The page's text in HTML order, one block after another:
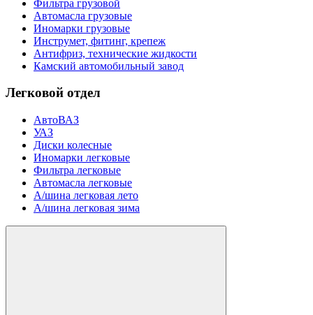
Фильтра грузовой
Автомасла грузовые
Иномарки грузовые
Инструмет, фитинг, крепеж
Антифриз, технические жидкости
Камский автомобильный завод
Легковой отдел
АвтоВАЗ
УАЗ
Диски колесные
Иномарки легковые
Фильтра легковые
Автомасла легковые
А/шина легковая лето
А/шина легковая зима